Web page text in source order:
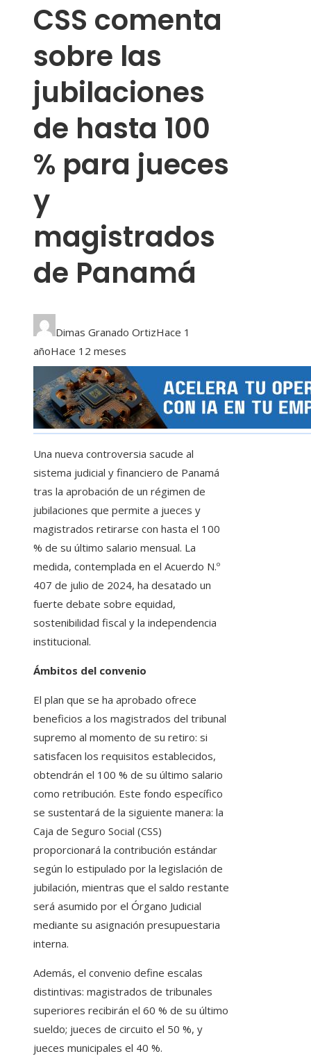
CSS comenta
sobre las
jubilaciones
de hasta 100
% para jueces
y
magistrados
de Panamá
Dimas Granado OrtizHace 1
añoHace 12 meses
Una nueva controversia sacude al
sistema judicial y financiero de Panamá
tras la aprobación de un régimen de
jubilaciones que permite a jueces y
magistrados retirarse con hasta el 100
% de su último salario mensual. La
medida, contemplada en el Acuerdo N.º
407 de julio de 2024, ha desatado un
fuerte debate sobre equidad,
sostenibilidad fiscal y la independencia
institucional.
Ámbitos del convenio
El plan que se ha aprobado ofrece
beneficios a los magistrados del tribunal
supremo al momento de su retiro: si
satisfacen los requisitos establecidos,
obtendrán el 100 % de su último salario
como retribución. Este fondo específico
se sustentará de la siguiente manera: la
Caja de Seguro Social (CSS)
proporcionará la contribución estándar
según lo estipulado por la legislación de
jubilación, mientras que el saldo restante
será asumido por el Órgano Judicial
mediante su asignación presupuestaria
interna.
Además, el convenio define escalas
distintivas: magistrados de tribunales
superiores recibirán el 60 % de su último
sueldo; jueces de circuito el 50 %, y
jueces municipales el 40 %.